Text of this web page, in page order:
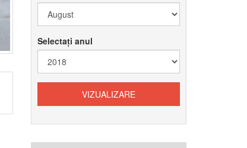
Selectați anul